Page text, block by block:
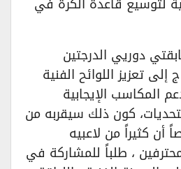
دوريي الدرجتين
إلى تعزيز اللوائح الفنية
المكاسب الإيجابية
كون ذلك سيقربه من
أن كثيراً من لاعبيه
، طلباً للمشاركة في